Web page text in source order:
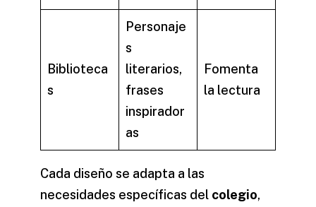
Biblioteca
s
Personaje
s
literarios,
frases
inspirador
as
Fomenta
la lectura
Cada diseño se adapta a las
necesidades específicas del colegio,